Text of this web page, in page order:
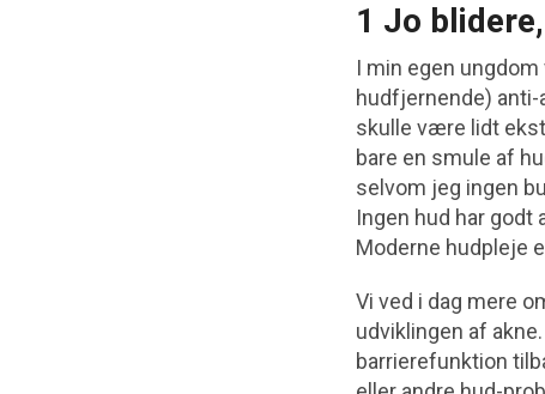
1 Jo
I min egen
hudfjernende)
skulle være lidt
bare en smule af
selvom jeg ingen
Ingen hud har godt
Moderne hudpleje
Vi ved i dag mere
udviklingen af
barrierefunktion